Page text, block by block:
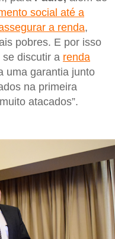
social até a
a renda,
pobres. E por isso
se discutir a renda
uma garantia junto
na primeira
atacados”.